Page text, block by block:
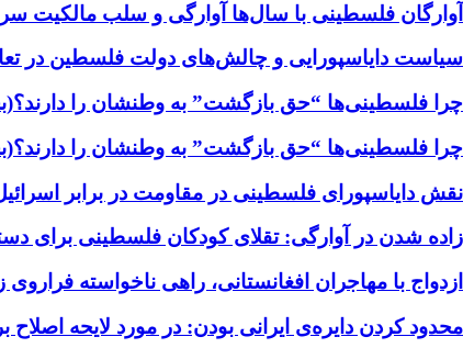
آوارگان فلسطینی با سال‌ها آوارگی و سلب مالكيت
سیاست دایاسپورایی و چالش‌های دولت فلسطین در
چرا فلسطینی‌ها “حق بازگشت” به وطنشان‌ را
چرا فلسطینی‌ها “حق بازگشت” به وطنشان‌ را
نقش دایاسپورای فلسطینی در مقاومت در برابر
زاده شدن در آوارگی: تقلای کودکان فلسطینی برای
ازدواج با مهاجران افغانستانی، راهی ناخواسته فراروی
محدود کردن دایره‌ی ایرانی بودن: در مورد لایحه اصلاح